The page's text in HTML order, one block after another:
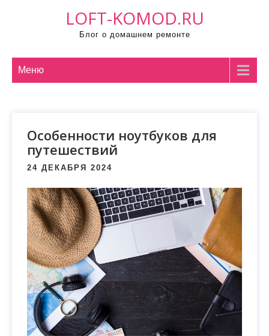
LOFT-KOMOD.RU
Блог о домашнем ремонте
Меню
Особенности ноутбуков для
путешествий
24 ДЕКАБРЯ 2024